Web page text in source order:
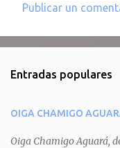
e
t
a
Publicar un
Entradas populares
OIGA CHAMIGO
Oiga Chamigo Aguará,